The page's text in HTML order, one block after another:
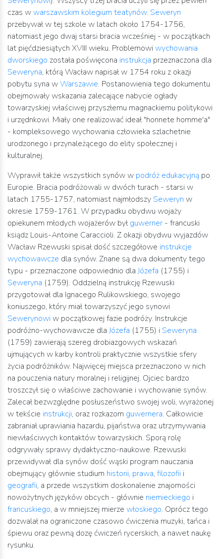
czas wwarszawskim kolegium teatynów.Seweryn
przebywał w tej szkole w latach około 1754-1756,
natomiast jego dwaj starsi bracia wcześniej - w początkach
lat pięćdziesiątych XVIII wieku. Problemowi wychowania
dworskiego została poświęcona instrukcja przeznaczona dla
Seweryna, którą Wacław napisał w 1754 roku z okazji
pobytu syna wWarszawie. Postanowienia tego dokumentu
obejmowały wskazania zalecające nabycie ogłady
towarzyskiej właściwej przyszłemu magnackiemu politykowi
i urzędnkowi. Miały one realizować ideał "honnete homme'a"
- kompleksowego wychowania człowieka szlachetnie
urodzonego i przynależącego do elity społecznej i
kulturalnej.
Wyprawił także wszystkich synów w podróż edukacyjną po
Europie. Bracia podróżowali w dwóch turach - starsi w
latach 1755-1757, natomiast najmłodszySeweryn w
okresie 1759-1761. W przypadku obydwu wojaży
opiekunem młodych wojażerów byłguwerner - francuski
ksiądz Louis-Antoine Caraccioli. Z okazji obydwu wyjazdów
Wacław Rzewuski spisał dość szczegółowe instrukcje
wychowawcze dla synów. Znane są dwa dokumenty tego
typu - przeznaczone odpowiednio dlaJózefa (1755) i
Seweryna (1759). Oddzielną instrukcję Rzewuski
przygotował dla Ignacego Rulikowskiego, swojego
koniuszego, który miał towarzyszyć jego synowi
Sewerynowiw początkowej fazie podróży. Instrukcje
podróżno-wychowawcze dlaJózefa (1755) i Seweryna
(1759) zawierają szereg drobiazgowych wskazań
ujmujących w karby kontroli praktycznie wszystkie sfery
życia podróżników. Najwięcej miejsca przeznaczono w nich
na pouczenia natury moralnej i religijnej. Ojciec bardzo
troszczył się o właściwe zachowanie i wychowanie synów.
Zalecał bezwzględne posłuszeństwo swojej woli, wyrażonej
w tekście instrukcji, oraz rozkazom guwernera. Całkowicie
zabraniał uprawiania hazardu, pijaństwa oraz utrzymywania
niewłaściwych kontaktów towarzyskich. Sporą rolę
odgrywały sprawy dydaktyczno-naukowe. Rzewuski
przewidywał dla synów dość wąski program nauczania
obejmujący głównie studium historii, prawa, filozofii i
geografii, a przede wszystkim doskonalenie znajomości
nowożytnych języków obcych - głównie niemieckiego i
francuskiego, a w mniejszej mierze włoskiego. Oprócz tego
dozwalał na ograniczone czasowo ćwiczenia muzyki, tańca i
śpiewu oraz pewną dozę ćwiczeń rycerskich, a nawet naukę
rysunku.